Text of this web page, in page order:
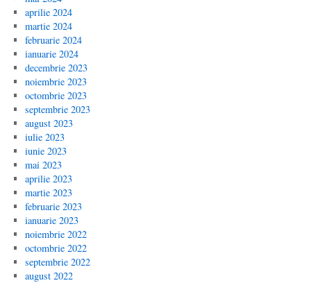
aprilie 2024
martie 2024
februarie 2024
ianuarie 2024
decembrie 2023
noiembrie 2023
octombrie 2023
septembrie 2023
august 2023
iulie 2023
iunie 2023
mai 2023
aprilie 2023
martie 2023
februarie 2023
ianuarie 2023
noiembrie 2022
octombrie 2022
septembrie 2022
august 2022